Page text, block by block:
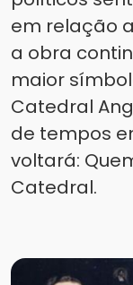
em relação
a obra
maior
Catedral
de tempos
voltará:
Catedral.